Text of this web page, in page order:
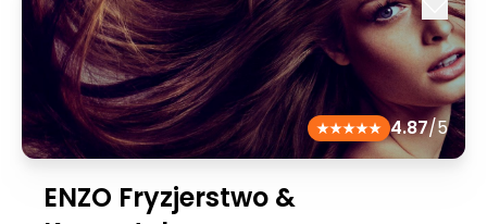
4.87/5
ENZO Fryzjerstwo &